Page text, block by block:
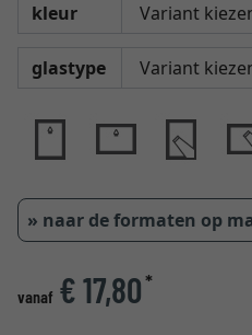
kleur
glastype
» naar de formaten op
vanaf € 17,80*